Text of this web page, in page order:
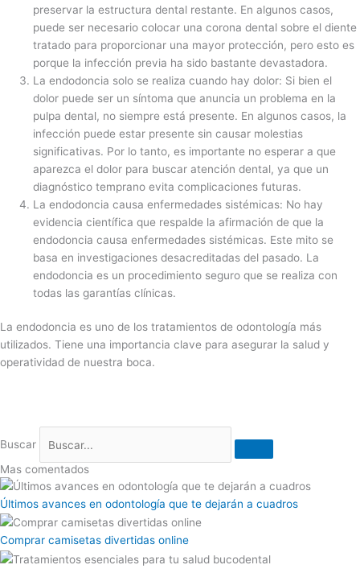
preservar la estructura dental restante. En algunos casos,
puede ser necesario colocar una corona dental sobre el diente
tratado para proporcionar una mayor protección, pero esto es
porque la infección previa ha sido bastante devastadora.
La endodoncia solo se realiza cuando hay dolor: Si bien el
dolor puede ser un síntoma que anuncia un problema en la
pulpa dental, no siempre está presente. En algunos casos, la
infección puede estar presente sin causar molestias
significativas. Por lo tanto, es importante no esperar a que
aparezca el dolor para buscar atención dental, ya que un
diagnóstico temprano evita complicaciones futuras.
La endodoncia causa enfermedades sistémicas: No hay
evidencia científica que respalde la afirmación de que la
endodoncia causa enfermedades sistémicas. Este mito se
basa en investigaciones desacreditadas del pasado. La
endodoncia es un procedimiento seguro que se realiza con
todas las garantías clínicas.
La endodoncia es uno de los tratamientos de odontología más
utilizados. Tiene una importancia clave para asegurar la salud y
operatividad de nuestra boca.
Buscar
Mas comentados
Últimos avances en odontología que te dejarán a cuadros
Comprar camisetas divertidas online